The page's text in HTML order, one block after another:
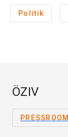
Politik
ÖZIV
PRESSROOM